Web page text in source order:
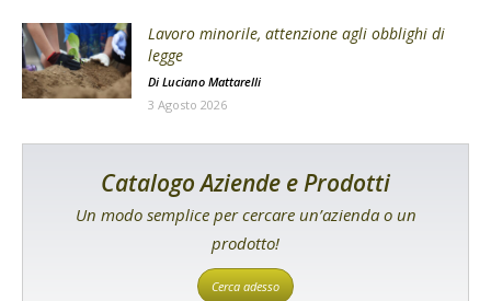
Lavoro minorile, attenzione agli obblighi di
legge
Di Luciano Mattarelli
3 Agosto 2026
Catalogo Aziende e Prodotti
Un modo semplice per cercare un’azienda o un
prodotto!
Cerca adesso